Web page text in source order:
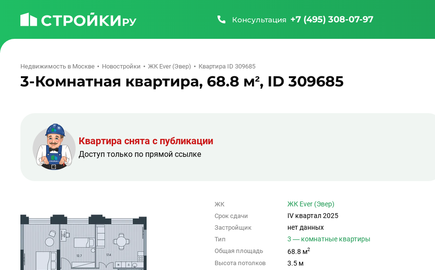
Консультация +7 (495) 308-07-97
Недвижимость в Москве Новостройки ЖК Ever (Эвер) Квартира ID 309685
3-Комнатная квартира, 68.8 м², ID 309685
Квартира снята с публикации
Доступ только по прямой ссылке
ЖК ЖК Ever (Эвер)
Срок сдачи IV квартал 2025
Застройщик нет данных
Тип 3 — комнатные квартиры
Общая площадь 68.8 м2
Высота потолков 3.5 м